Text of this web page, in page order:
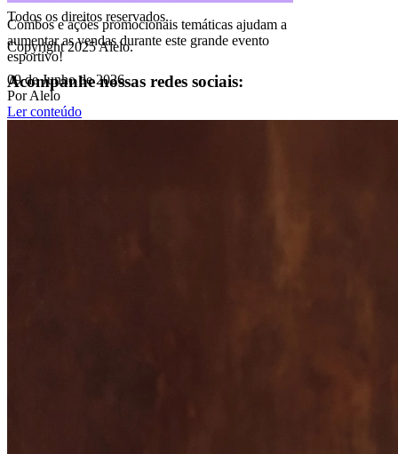
Combos e ações promocionais temáticas ajudam a
aumentar as vendas durante este grande evento
esportivo!
09 de Junho de 2026
Por Alelo
Ler conteúdo
Todos os direitos reservados.
Copyright 2025 Alelo.
Acompanhe nossas redes sociais: